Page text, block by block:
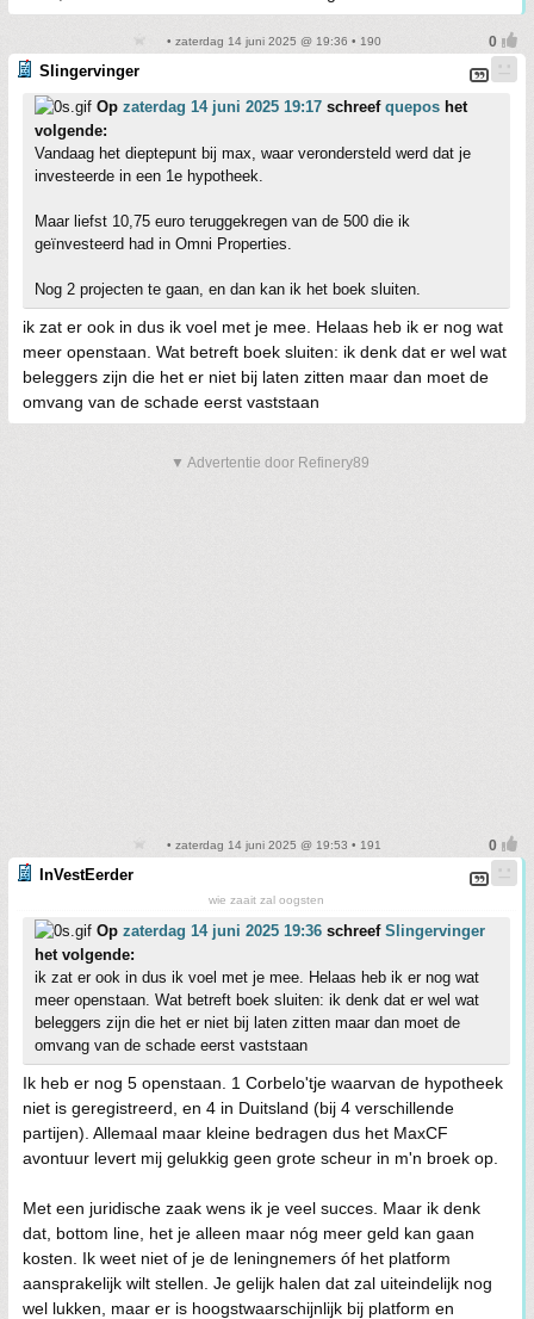
• zaterdag 14 juni 2025 @ 19:36 • 190
Slingervinger
Op zaterdag 14 juni 2025 19:17 schreef quepos het
volgende:
Vandaag het dieptepunt bij max, waar verondersteld werd dat je
investeerde in een 1e hypotheek.
Maar liefst 10,75 euro teruggekregen van de 500 die ik
geïnvesteerd had in Omni Properties.
Nog 2 projecten te gaan, en dan kan ik het boek sluiten.
ik zat er ook in dus ik voel met je mee. Helaas heb ik er nog wat
meer openstaan. Wat betreft boek sluiten: ik denk dat er wel wat
beleggers zijn die het er niet bij laten zitten maar dan moet de
omvang van de schade eerst vaststaan
▼ Advertentie door Refinery89
• zaterdag 14 juni 2025 @ 19:53 • 191
InVestEerder
wie zaait zal oogsten
Op zaterdag 14 juni 2025 19:36 schreef Slingervinger
het volgende:
ik zat er ook in dus ik voel met je mee. Helaas heb ik er nog wat
meer openstaan. Wat betreft boek sluiten: ik denk dat er wel wat
beleggers zijn die het er niet bij laten zitten maar dan moet de
omvang van de schade eerst vaststaan
Ik heb er nog 5 openstaan. 1 Corbelo'tje waarvan de hypotheek
niet is geregistreerd, en 4 in Duitsland (bij 4 verschillende
partijen). Allemaal maar kleine bedragen dus het MaxCF
avontuur levert mij gelukkig geen grote scheur in m'n broek op.
Met een juridische zaak wens ik je veel succes. Maar ik denk
dat, bottom line, het je alleen maar nóg meer geld kan gaan
kosten. Ik weet niet of je de leningnemers óf het platform
aansprakelijk wilt stellen. Je gelijk halen dat zal uiteindelijk nog
wel lukken, maar er is hoogstwaarschijnlijk bij platform en